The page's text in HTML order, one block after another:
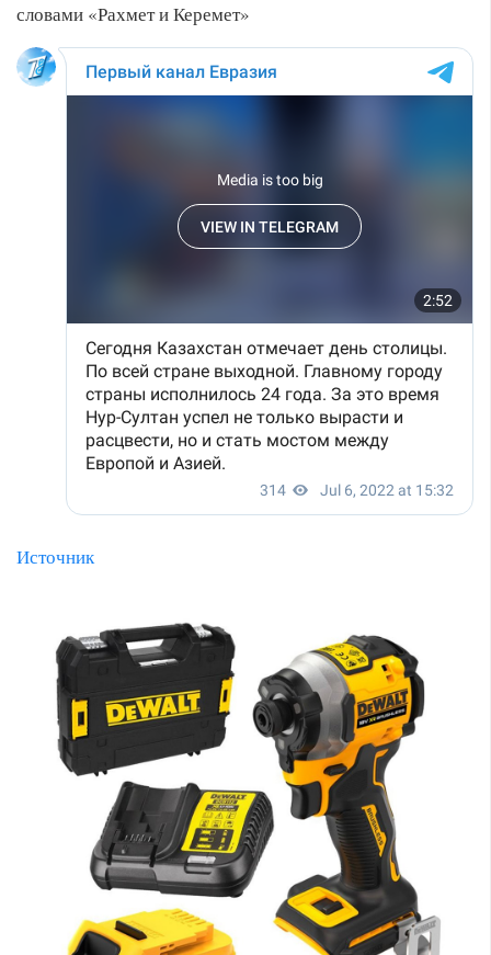
словами «Рахмет и Керемет»
Источник